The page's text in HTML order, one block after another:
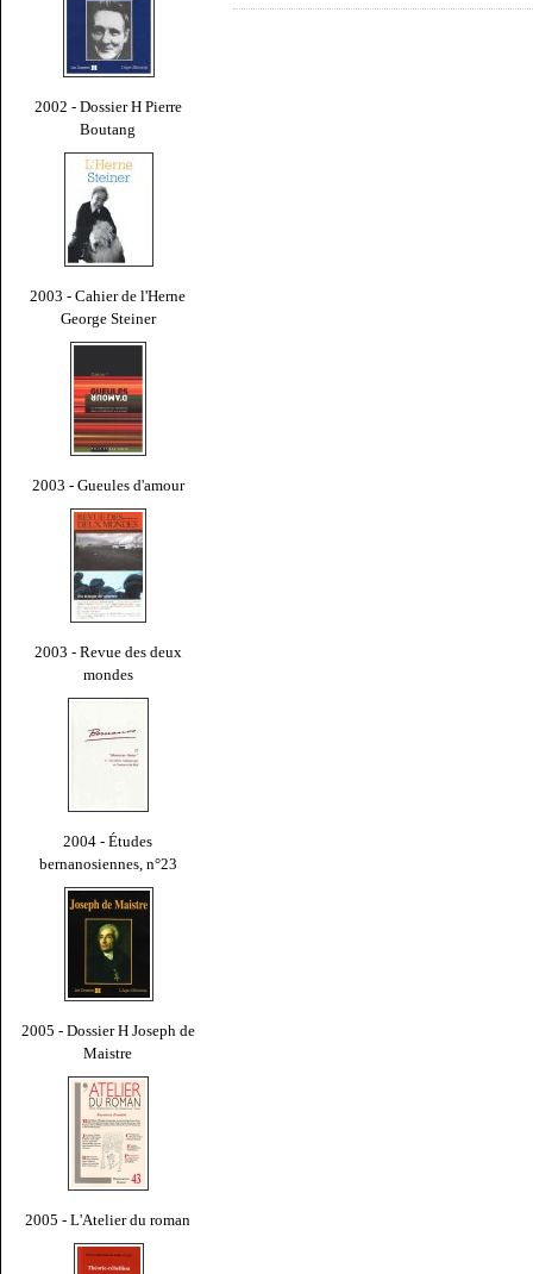
2002 - Dossier H Pierre
Boutang
2003 - Cahier de l'Herne
George Steiner
2003 - Gueules d'amour
2003 - Revue des deux
mondes
2004 - Études
bernanosiennes, n°23
2005 - Dossier H Joseph de
Maistre
2005 - L'Atelier du roman